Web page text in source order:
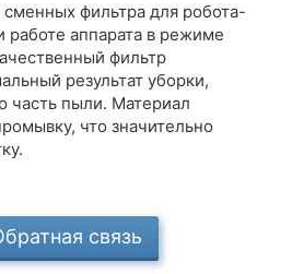
фильтра для робота-
работе аппарата в режиме
фильтр
результат уборки,
часть пыли. Материал
что значительно
связь